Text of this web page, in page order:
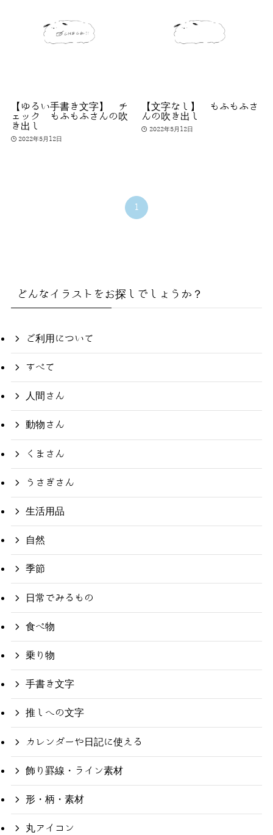
【ゆるい手書き文字】 チ
ェック もふもふさんの吹
き出し
2022年5月12日
【文字なし】 もふもふさ
んの吹き出し
2022年5月12日
1
どんなイラストをお探しでしょうか？
ご利用について
すべて
人間さん
動物さん
くまさん
うさぎさん
生活用品
自然
季節
日常でみるもの
食べ物
乗り物
手書き文字
推しへの文字
カレンダーや日記に使える
飾り罫線・ライン素材
形・柄・素材
丸アイコン